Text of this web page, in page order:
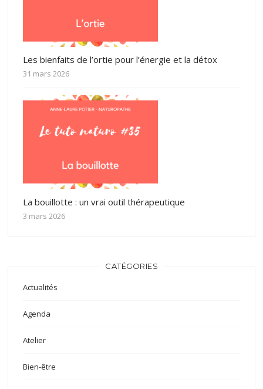
Les bienfaits de l’ortie pour l’énergie et la détox
31 mars 2026
La bouillotte : un vrai outil thérapeutique
3 mars 2026
CATÉGORIES
Actualités
Agenda
Atelier
Bien-être